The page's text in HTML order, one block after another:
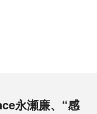
永瀬廉、“感